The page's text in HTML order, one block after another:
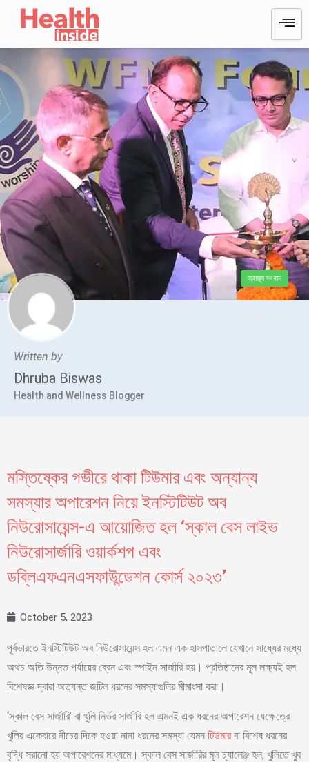
স্বাস্থ্য সংবাদ
Written by
Dhruba Biswas
Health and Wellness Blogger
মস্তিষ্কের গভীরে থাকা টিউমার এবং অন্যান্য
সমস্যার অপারেশন নিয়ে ইনস্টিটিউট অব
নিউরোসায়েন্স-এ আয়োজিত হল ‘স্কাল বেস লাইভ
নিউরোসার্জারি ওয়ার্কশপ এবং
ডব্লিএফএনএসফাউন্ডেশন কোর্স ২০২৩’
October 5, 2023
পূর্বভারতে ইনস্টিটিউট অব নিউরোসায়েন্স হল এমন এক হাসপাতালে যেখানে সাধ্যের মধ্যে
অথচ অতি উন্নত পর্যায়ের ব্রেন এবং স্পাইন সার্জারি হয়। প্রতিষ্ঠানের মূল লক্ষ্যই হল
বিশেষজ্ঞ দ্বারা অত্যন্ত জটিল ধরনের সমস্যাগুলির মীমাংসা করা।
‘স্কাল বেস সার্জারি’ বা খুলি নির্ভর সার্জারি হল এমনই এক ধরনের অপারেশন যেক্ষেত্রে
খুলির একেবারে নীচের দিকে হওয়া নানা ধরনের সমস্যা যেমন টিউমারবা বিশেষ ধরনের
বৃদ্ধি সরানো হয় অপারেশনের মাধ্যমে। স্কাল বেস সার্জারির মূল চ্যালেঞ্জ হল, খুলিতে খুব